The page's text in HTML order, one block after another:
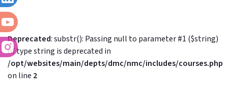
Deprecated: substr(): Passing null to parameter #1 ($string)
of type string is deprecated in
/opt/websites/main/depts/dmc/nmc/includes/courses.php
on line 2